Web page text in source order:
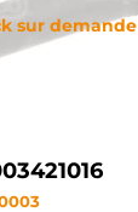
sur demande